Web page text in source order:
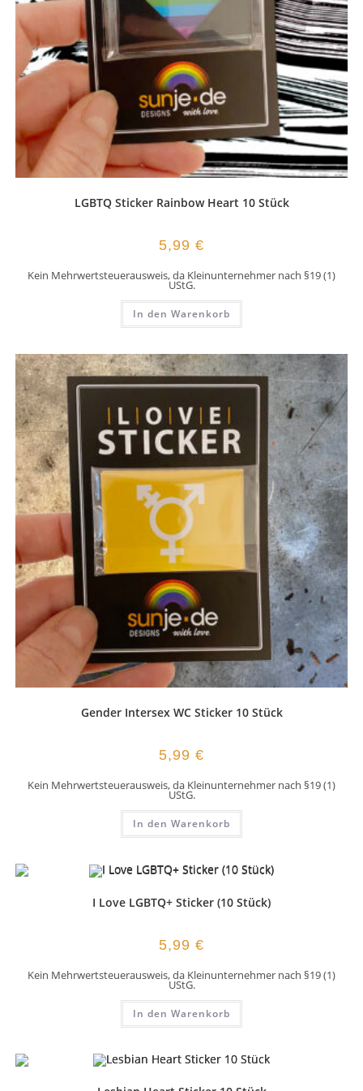
LGBTQ Sticker Rainbow Heart 10 Stück
5,99 €
Kein Mehrwertsteuerausweis, da Kleinunternehmer nach §19 (1)
UStG.
In den Warenkorb
Gender Intersex WC Sticker 10 Stück
5,99 €
Kein Mehrwertsteuerausweis, da Kleinunternehmer nach §19 (1)
UStG.
In den Warenkorb
I Love LGBTQ+ Sticker (10 Stück)
5,99 €
Kein Mehrwertsteuerausweis, da Kleinunternehmer nach §19 (1)
UStG.
In den Warenkorb